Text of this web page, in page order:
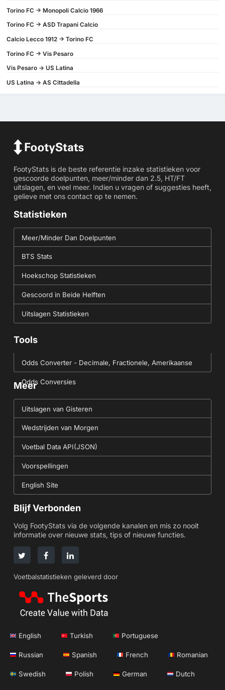
Torino FC -> Monopoli Calcio 1966
Torino FC -> ASD Trapani Calcio
Calcio Lecco 1912 -> Torino FC
Torino FC -> Vis Pesaro
Vis Pesaro -> US Latina
US Latina -> AS Cittadella
FootyStats is de beste referentie inzake statistieken voor
gescoorde doelpunten, meer/minder dan 2.5, HT/FT
uitslagen, en veel meer. Indien u vragen of suggesties heeft,
gelieve met ons contact op te nemen.
Statistieken
Meer/Minder Dan Doelpunten
BTS Stats
Hoekschop Statistieken
Gescoord in Beide Helften
Uitslagen Statistieken
Tools
Odds Converter - Decimale, Fractionele, Amerikaanse
Odds Conversies
Meer
Uitslagen van Gisteren
Wedstrijden van Morgen
Voetbal Data API(JSON)
Voorspellingen
English Site
Blijf Verbonden
Volg FootyStats via de volgende kanalen en mis zo nooit
informatie over nieuwe stats, tips of nieuwe functies.
Voetbalstatistieken geleverd door
English Turkish Portuguese
Russian Spanish French Romanian
Swedish Polish German Dutch